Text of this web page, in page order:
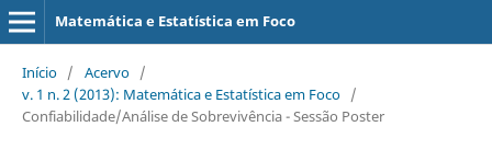
Matemática e Estatística em Foco
Início / Acervo /
v. 1 n. 2 (2013): Matemática e Estatística em Foco /
Confiabilidade/Análise de Sobrevivência - Sessão Poster